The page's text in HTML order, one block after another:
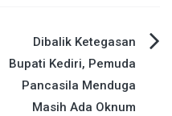
Dibalik Ketegasan
Bupati Kediri, Pemuda
Pancasila Menduga
Masih Ada Oknum